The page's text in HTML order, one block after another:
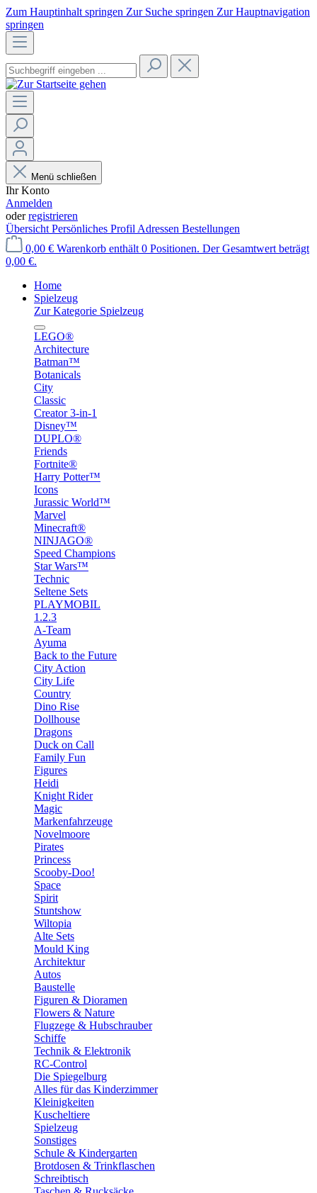
Zum Hauptinhalt springen Zur Suche springen Zur Hauptnavigation
springen
Menü schließen
Ihr Konto
Anmelden
oderregistrieren
Übersicht Persönliches Profil Adressen Bestellungen
0,00 € Warenkorb enthält 0 Positionen. Der Gesamtwert beträgt
0,00 €.
Home
Spielzeug
Zur Kategorie Spielzeug
LEGO®
Architecture
Batman™
Botanicals
City
Classic
Creator 3-in-1
Disney™
DUPLO®
Friends
Fortnite®
Harry Potter™
Icons
Jurassic World™
Marvel
Minecraft®
NINJAGO®
Speed Champions
Star Wars™
Technic
Seltene Sets
PLAYMOBIL
1.2.3
A-Team
Ayuma
Back to the Future
City Action
City Life
Country
Dino Rise
Dollhouse
Dragons
Duck on Call
Family Fun
Figures
Heidi
Knight Rider
Magic
Markenfahrzeuge
Novelmoore
Pirates
Princess
Scooby-Doo!
Space
Spirit
Stuntshow
Wiltopia
Alte Sets
Mould King
Architektur
Autos
Baustelle
Figuren & Dioramen
Flowers & Nature
Flugzege & Hubschrauber
Schiffe
Technik & Elektronik
RC-Control
Die Spiegelburg
Alles für das Kinderzimmer
Kleinigkeiten
Kuscheltiere
Spielzeug
Sonstiges
Schule & Kindergarten
Brotdosen & Trinkflaschen
Schreibtisch